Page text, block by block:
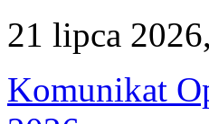
21 lipca
Komunikat